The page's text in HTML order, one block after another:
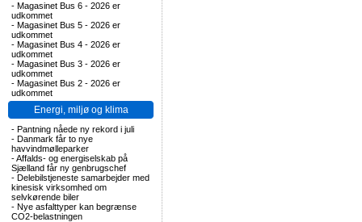
- Magasinet Bus 6 - 2026 er
udkommet
- Magasinet Bus 5 - 2026 er
udkommet
- Magasinet Bus 4 - 2026 er
udkommet
- Magasinet Bus 3 - 2026 er
udkommet
- Magasinet Bus 2 - 2026 er
udkommet
Energi, miljø og klima
- Pantning nåede ny rekord i juli
- Danmark får to nye
havvindmølleparker
-Affalds- og energiselskab på
Sjælland får ny genbrugschef
- Delebilstjeneste samarbejder med
kinesisk virksomhed om
selvkørende biler
- Nye asfalttyper kan begrænse
CO2-belastningen